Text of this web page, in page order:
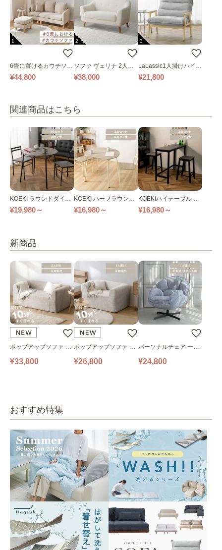
1
6畳に置けるカウチソフ
ァ｜ベージュ
¥44,800
2
ソファ ヴェリナ 2人掛
け
¥38,000
3
LaLassic1人掛けハイバ
ックソファ ワイド
¥21,800
関連商品はこちら
KOEKI ラウンドダイニ
ング3点セット
¥19,980～
KOEKI ハーフラウンド
ダイニング3点セット
¥16,980～
KOEKIハイテーブル 3
点セット 全2色
¥16,980～
新商品
ポップアップソファ ソ
ファ フロアソファ 幅14
¥33,800
ポップアップソファ ソ
ファ フロアソファ 幅10
¥26,800
パーソナルチェア 一人
掛けソファ O’HANA ソ
¥24,800
おすすめ特集